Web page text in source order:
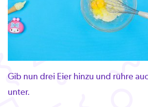
Gib nun drei Eier hinzu und rühre
unter.